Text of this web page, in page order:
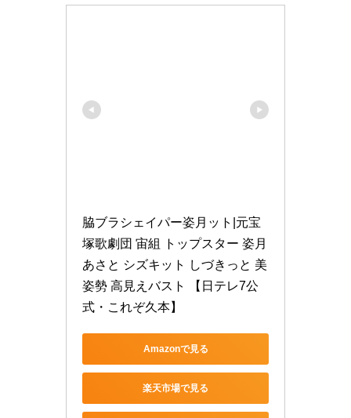
脇ブラシェイパー姿月ット|元宝
塚歌劇団 宙組 トップスター 姿月
あさと シズキット しづきっと 美
姿勢 高見えバスト 【日テレ7公
式・これぞ久本】
Amazonで見る
楽天市場で見る